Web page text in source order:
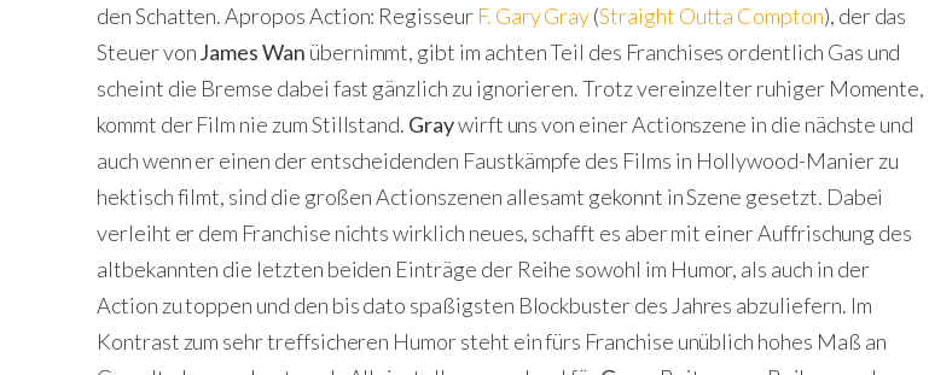
den Schatten. Apropos Action: Regisseur F. Gary Gray(Straight Outta Compton), der das
Steuer vonJames Wan übernimmt, gibt im achten Teil des Franchises ordentlich Gas und
scheint die Bremse dabei fast gänzlich zu ignorieren. Trotz vereinzelter ruhiger Momente,
kommt der Film nie zum Stillstand. Graywirft uns von einer Actionszene in die nächste und
auch wenn er einen der entscheidenden Faustkämpfe des Films in Hollywood-Manier zu
hektisch filmt, sind die großen Actionszenen allesamt gekonnt in Szene gesetzt. Dabei
verleiht er dem Franchise nichts wirklich neues, schafft es aber mit einer Auffrischung des
altbekannten die letzten beiden Einträge der Reihe sowohl im Humor, als auch in der
Action zu toppen und den bis dato spaßigsten Blockbuster des Jahres abzuliefern. Im
Kontrast zum sehr treffsicheren Humor steht ein fürs Franchise unüblich hohes Maß an